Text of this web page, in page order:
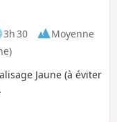
3h 30
Moyenne
Jaune (à éviter